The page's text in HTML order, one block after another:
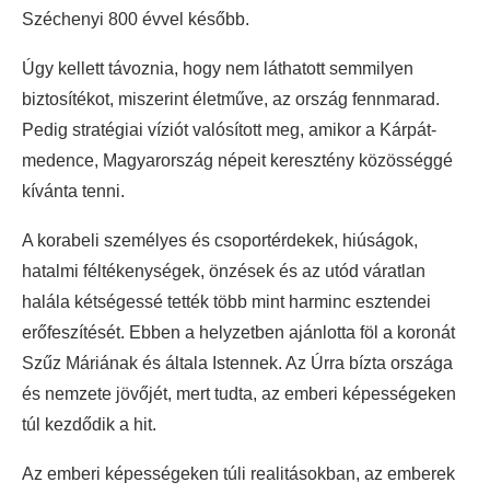
Széchenyi 800 évvel később.
Úgy kellett távoznia, hogy nem láthatott semmilyen
biztosítékot, miszerint életműve, az ország fennmarad.
Pedig stratégiai víziót valósított meg, amikor a Kárpát-
medence, Magyarország népeit keresztény közösséggé
kívánta tenni.
A korabeli személyes és csoportérdekek, hiúságok,
hatalmi féltékenységek, önzések és az utód váratlan
halála kétségessé tették több mint harminc esztendei
erőfeszítését. Ebben a helyzetben ajánlotta föl a koronát
Szűz Máriának és általa Istennek. Az Úrra bízta országa
és nemzete jövőjét, mert tudta, az emberi képességeken
túl kezdődik a hit.
Az emberi képességeken túli realitásokban, az emberek